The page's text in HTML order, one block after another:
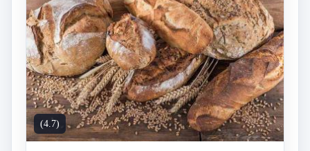
(4.7)